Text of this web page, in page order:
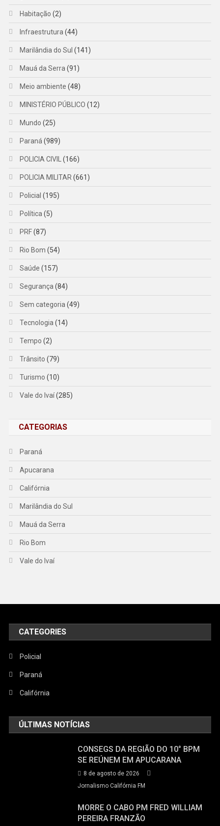
Habitação (2)
Infraestrutura (44)
Marilândia do Sul (141)
Mauá da Serra (91)
Meio ambiente (48)
MINISTÉRIO PÚBLICO (12)
Mundo (25)
Paraná (989)
POLICIA CIVIL (166)
POLICIA MILITAR (661)
Policial (195)
Política (5)
PRF(87)
Rio Bom (54)
Saúde (157)
Segurança (84)
Sem categoria (49)
Tecnologia (14)
Tempo (2)
Trânsito (79)
Turismo (10)
Vale do Ivaí(285)
CATEGORIAS
Paraná
Apucarana
Califórnia
Marilândia do Sul
Mauá da Serra
Rio Bom
Vale do Ivaí
CATEGORIES
Policial
Paraná
Califórnia
ÚLTIMAS NOTÍCIAS
CONSEGS DA REGIÃO DO 10° BPM
SE REÚNEM EM APUCARANA
8 de agosto de 2026
Jornalismo Califórnia FM
MORRE O CABO PM FRED WILLIAM
PEREIRA FRANZÃO